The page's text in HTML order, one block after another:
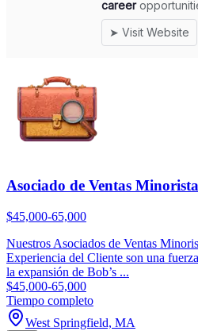
Asociado de Ventas
$45,000-65,000
Nuestros Asociados de Ventas
Experiencia del Cliente son una
la expansión de Bob’s ...
$45,000-65,000
Tiempo completo
West Springfield, MA